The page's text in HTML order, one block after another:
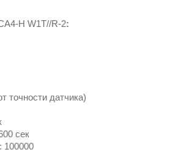
H W1T//R-2:
точности датчика)
сек
100000